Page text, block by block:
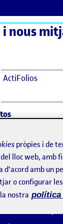
nous
ActiFolios
pròpies i de
lloc web, amb
d'acord amb un
o configurar
nostra política